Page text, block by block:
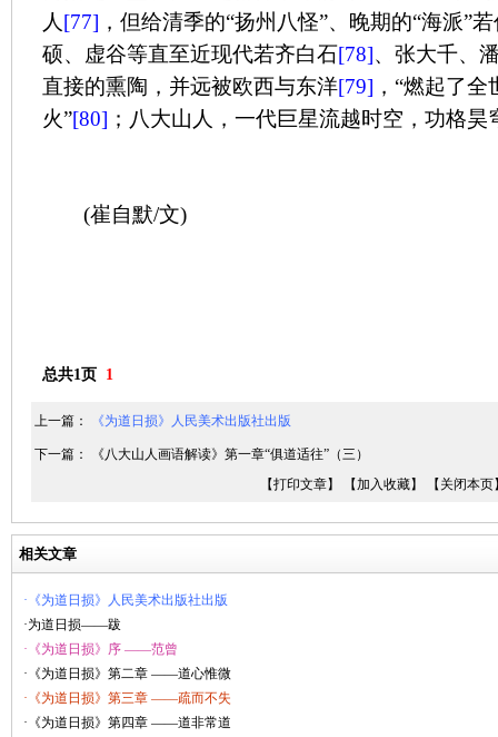
人 [77] ，但给清季的“扬州八怪”、晚期的“海派”
硕、虚谷等直至近现代若齐白石[78]、张大千、
直接的熏陶，并远被欧西与东洋[79] ，“燃起了
火”[80] ；八大山人，一代巨星流越时空，功格昊
(崔自默/文)
总共1页 1
上一篇： 《为道日损》人民美术出版社出版
下一篇：
《八大山人画语解读》第一章“俱道适往”（三）
【打印文章】
【加入收藏】 【关闭本页
相关文章
·《为道日损》人民美术出版社出版
·为道日损——跋
·《为道日损》序 ——范曾
·《为道日损》第二章 ——道心惟微
·《为道日损》第三章 ——疏而不失
·《为道日损》第四章 ——道非常道